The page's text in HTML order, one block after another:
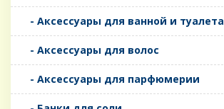
- Аксессуары для ванной и туалета
- Аксессуары для волос
- Аксессуары для парфюмерии